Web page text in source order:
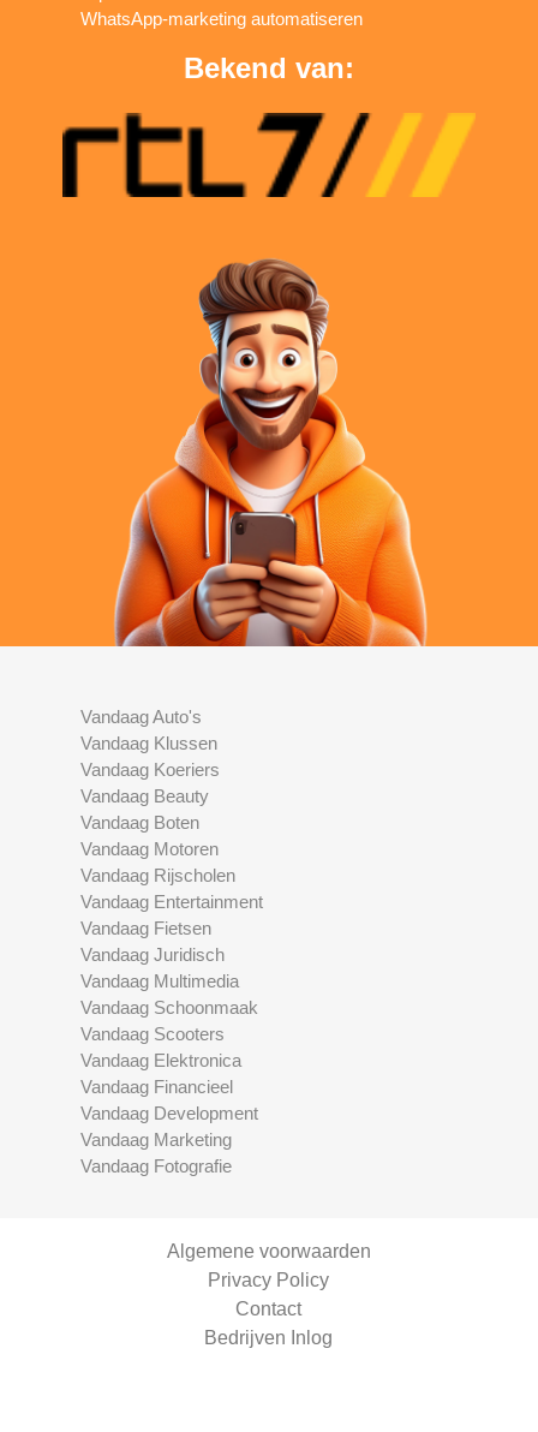
WhatsApp-marketing automatiseren
Bekend van:
Vandaag Auto's
Vandaag Klussen
Vandaag Koeriers
Vandaag Beauty
Vandaag Boten
Vandaag Motoren
Vandaag Rijscholen
Vandaag Entertainment
Vandaag Fietsen
Vandaag Juridisch
Vandaag Multimedia
Vandaag Schoonmaak
Vandaag Scooters
Vandaag Elektronica
Vandaag Financieel
Vandaag Development
Vandaag Marketing
Vandaag Fotografie
Algemene voorwaarden
Privacy Policy
Contact
Bedrijven Inlog